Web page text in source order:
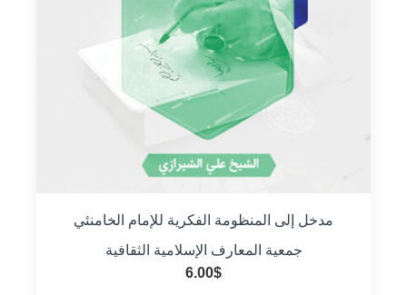
مدخل إلى المنظومة الفكرية للإمام الخامنئي
جمعية المعارف الإسلامية الثقافية
6.00$